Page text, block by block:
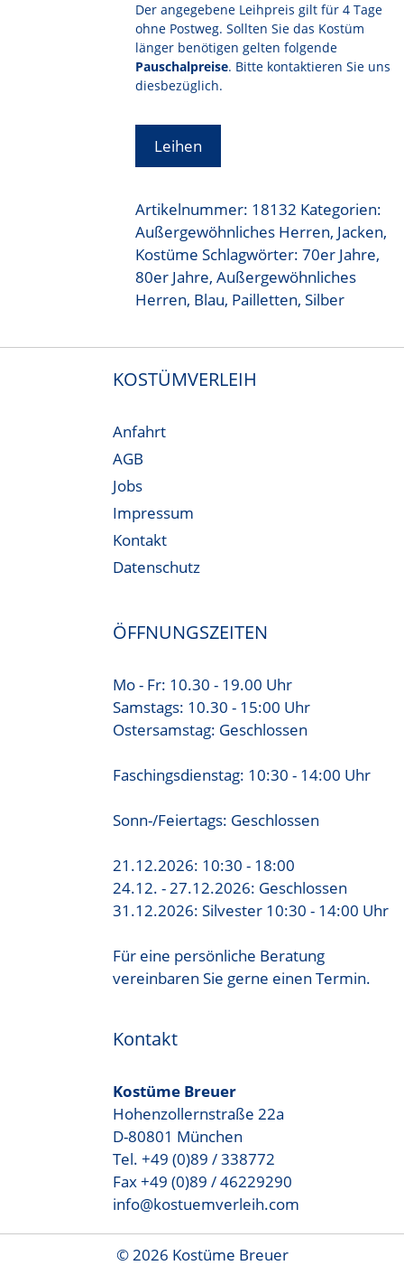
Der angegebene Leihpreis gilt für 4 Tage
ohne Postweg. Sollten Sie das Kostüm
länger benötigen gelten folgende
Pauschalpreise. Bitte kontaktieren Sie uns
diesbezüglich.
Leihen
Artikelnummer: 18132 Kategorien:
Außergewöhnliches Herren, Jacken,
Kostüme Schlagwörter:70er Jahre,
80er Jahre,Außergewöhnliches
Herren, Blau, Pailletten,Silber
KOSTÜMVERLEIH
Anfahrt
AGB
Jobs
Impressum
Kontakt
Datenschutz
ÖFFNUNGSZEITEN
Mo - Fr: 10.30 - 19.00 Uhr
Samstags: 10.30 - 15:00 Uhr
Ostersamstag: Geschlossen
Faschingsdienstag: 10:30 - 14:00 Uhr
Sonn-/Feiertags: Geschlossen
21.12.2026: 10:30 - 18:00
24.12. - 27.12.2026: Geschlossen
31.12.2026: Silvester 10:30 - 14:00 Uhr
Für eine persönliche Beratung
vereinbaren Sie gerne einen Termin.
Kontakt
Kostüme Breuer
Hohenzollernstraße 22a
D-80801 München
Tel. +49 (0)89 / 338772
Fax +49 (0)89 / 46229290
info@kostuemverleih.com
© 2026 Kostüme Breuer